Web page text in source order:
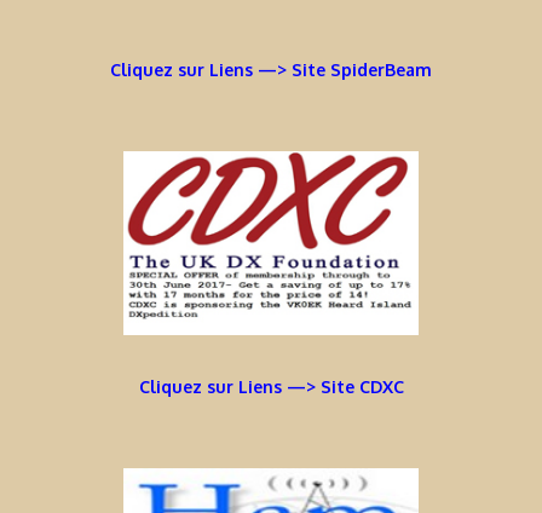
Cliquez sur Liens —> Site SpiderBeam
Cliquez sur Liens —> Site CDXC